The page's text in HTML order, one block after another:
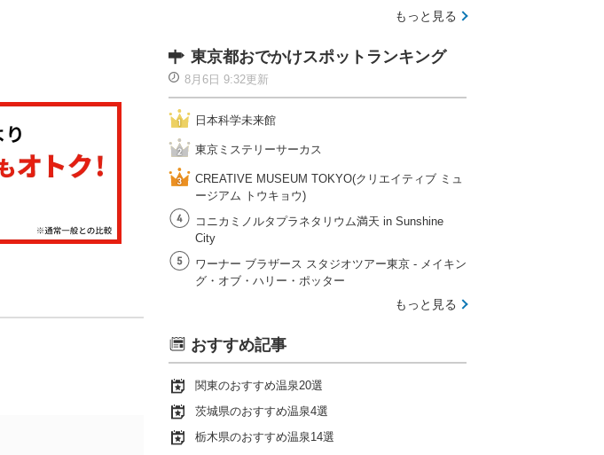
もっと見る
東京都おでかけスポットランキング
8月6日 9:32更新
日本科学未来館
東京ミステリーサーカス
CREATIVE MUSEUM TOKYO(クリエイティブ ミュ
ージアム トウキョウ)
コニカミノルタプラネタリウム満天 in Sunshine
City
ワーナー ブラザース スタジオツアー東京 ‐ メイキン
グ・オブ・ハリー・ポッター
もっと見る
おすすめ記事
関東のおすすめ温泉20選
茨城県のおすすめ温泉4選
栃木県のおすすめ温泉14選